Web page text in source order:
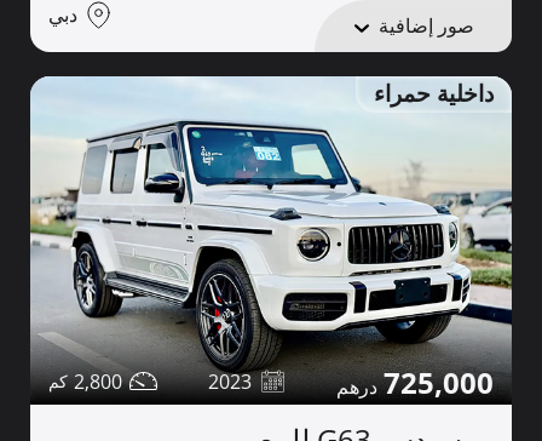
صور إضافية دبي
داخلية حمراء
725,000
2023
2,800